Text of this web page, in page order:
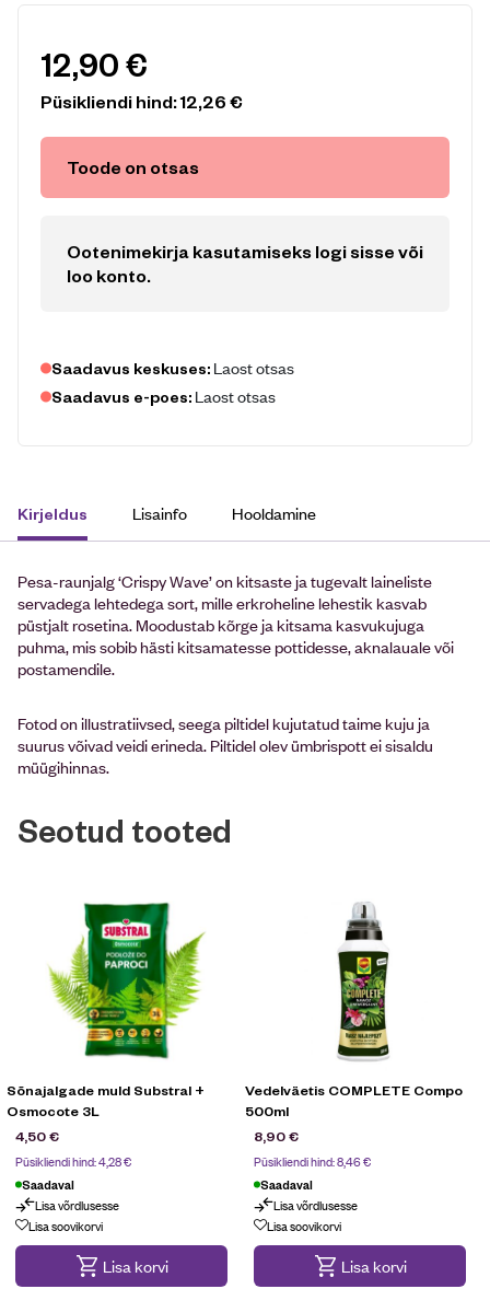
12,90€
Püsikliendi hind:12,26€
Toode on otsas
Ootenimekirja kasutamiseks logi sisse või
loo konto.
Saadavus keskuses: Laost otsas
Saadavus e-poes: Laost otsas
Kirjeldus Lisainfo Hooldamine
Pesa-raunjalg ‘Crispy Wave’ on kitsaste ja tugevalt laineliste
servadega lehtedega sort, mille erkroheline lehestik kasvab
püstjalt rosetina. Moodustab kõrge ja kitsama kasvukujuga
puhma, mis sobib hästi kitsamatesse pottidesse, aknalauale või
postamendile.
Fotod on illustratiivsed, seega piltidel kujutatud taime kuju ja
suurus võivad veidi erineda. Piltidel olev ümbrispott ei sisaldu
müügihinnas.
Seotud tooted
Sõnajalgade muld Substral +
Osmocote 3L
4,50€
Püsikliendi hind:4,28€
Saadaval
Lisa võrdlusesse
Lisa soovikorvi
Lisa korvi
Vedelväetis COMPLETE Compo
500ml
8,90€
Püsikliendi hind:8,46€
Saadaval
Lisa võrdlusesse
Lisa soovikorvi
Lisa korvi